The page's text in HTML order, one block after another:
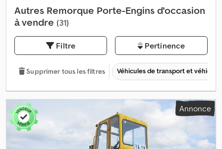
Autres Remorque Porte-Engins d'occasion
à vendre (31)
Filtre Pertinence
Supprimer tous les filtres Véhicules de transport et
Annonce